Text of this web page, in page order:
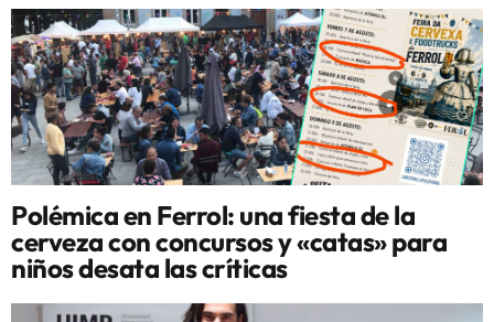
Polémica en Ferrol: una fiesta de la
cerveza con concursos y «catas» para
niños desata las críticas